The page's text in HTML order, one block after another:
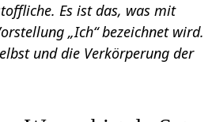
Es ist das, was mit
„Ich“ bezeichnet wird.
und die Verkörperung der